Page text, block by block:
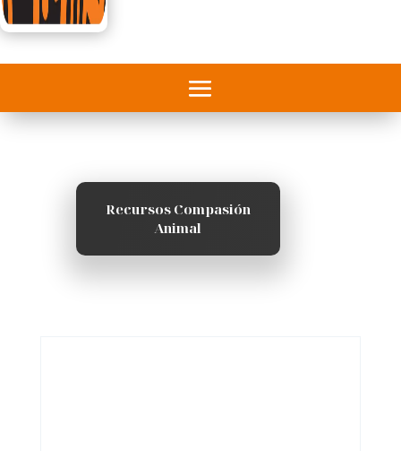
Recursos Compasión
Animal